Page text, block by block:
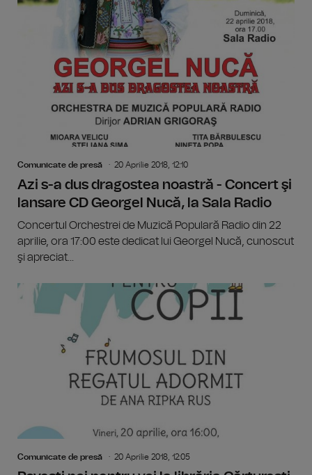
Comunicate de presă 20 Aprilie 2018, 12:10
Azi s-a dus dragostea noastră - Concert şi
lansare CD Georgel Nucă, la Sala Radio
Concertul Orchestrei de Muzică Populară Radio din 22
aprilie, ora 17:00 este dedicat lui Georgel Nucă, cunoscut
şi apreciat...
Comunicate de presă 20 Aprilie 2018, 12:05